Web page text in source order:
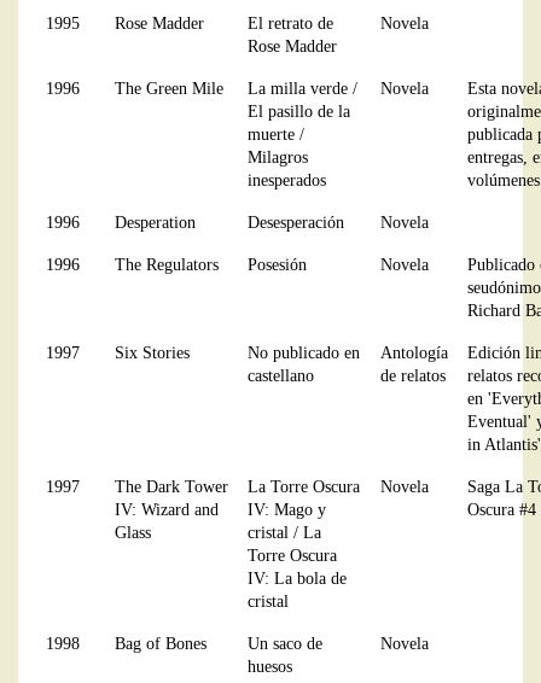
1995 Rose Madder
El retrato de
Rose Madder
Novela
1996 The Green Mile
La milla verde /
El pasillo de la
muerte /
Milagros
inesperados
Novela
Esta
publicada
entregas,
1996 Desperation Desesperación Novela
1996 The Regulators Posesión Novela
Publicado
Richard
1997 Six Stories
No publicado en
castellano
Antología
de relatos
Edición
relatos
en
Eventual'
in Atlantis'
1997
The Dark Tower
IV: Wizard and
Glass
La Torre Oscura
IV: Mago y
cristal / La
Torre Oscura
IV: La bola de
cristal
Novela
Saga La
Oscura #4
1998 Bag of Bones
Un saco de
huesos
Novela